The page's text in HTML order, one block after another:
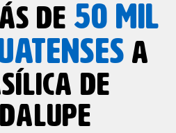
DE 50 MIL
A
DE